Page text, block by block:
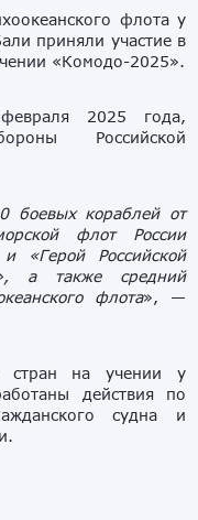
флота у
приняли участие в
«Комодо-2025».
2025 года,
Российской
боевых кораблей от
флот России
«Герой Российской
а также средний
флота», —
стран на учении у
действия по
судна и